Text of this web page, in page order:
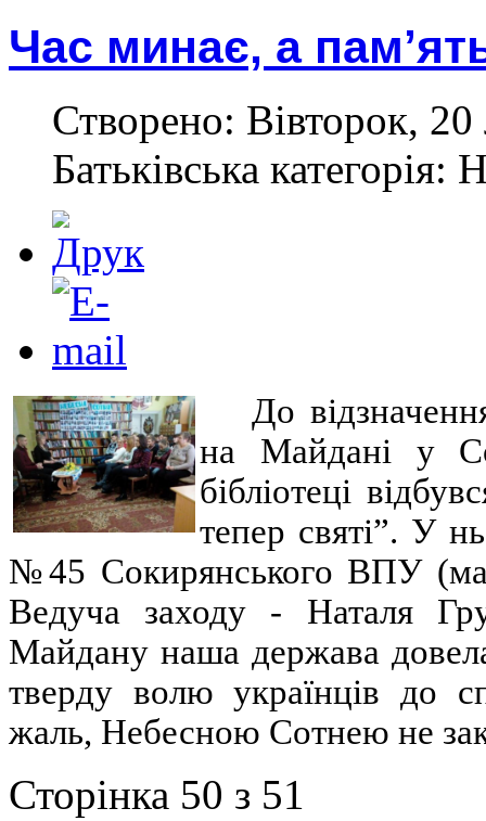
Час минає, а
Створено: Вівторок,
Батьківська категорія:
До
на Майдані у
бібліотеці
тепер святі”. У
№45 Сокирянського ВПУ
Ведуча заходу - Наталя
Майдану наша держава довела
тверду волю українців до
жаль, Небесною Сотнею не
Сторінка 50 з 51